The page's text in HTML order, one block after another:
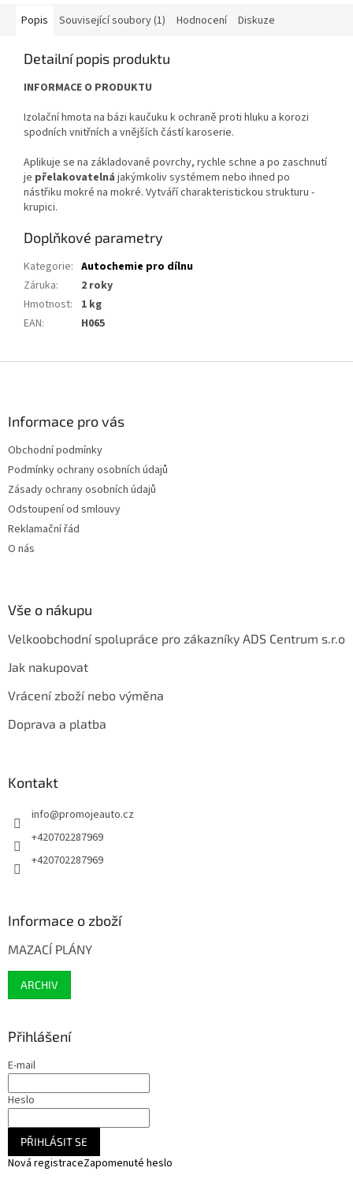
Popis Související soubory (1) Hodnocení Diskuze
Detailní popis produktu
INFORMACE O PRODUKTU
Izolační hmota na bázi kaučuku k ochraně proti hluku a korozi
spodních vnitřních a vnějších částí karoserie.
Aplikuje se na základované povrchy, rychle schne a po zaschnutí
je přelakovatelná jakýmkoliv systémem nebo ihned po
nástřiku mokré na mokré. Vytváří charakteristickou strukturu -
krupici.
Doplňkové parametry
Kategorie: Autochemie pro dílnu
Záruka:
2 roky
Hmotnost:
1 kg
EAN: H065
Informace pro vás
Obchodní podmínky
Podmínky ochrany osobních údajů
Zásady ochrany osobních údajů
Odstoupení od smlouvy
Reklamační řád
O nás
Vše o nákupu
Velkoobchodní spolupráce pro zákazníky ADS Centrum s.r.o
Jak nakupovat
Vrácení zboží nebo výměna
Doprava a platba
Kontakt
info@promojeauto.cz
+420702287969
+420702287969
Informace o zboží
MAZACÍ PLÁNY
ARCHIV
Přihlášení
E-mail
Heslo
PŘIHLÁSIT SE
Nová registraceZapomenuté heslo